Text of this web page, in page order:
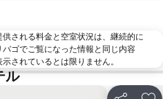
される料金と空室状況は、継続的に
ゴでご覧になった情報と同じ内容
されているとは限りません。
ル